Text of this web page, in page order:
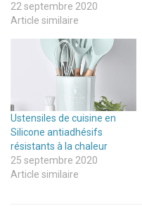
22 septembre 2020
Article similaire
Ustensiles de cuisine en
Silicone antiadhésifs
résistants à la chaleur
25 septembre 2020
Article similaire